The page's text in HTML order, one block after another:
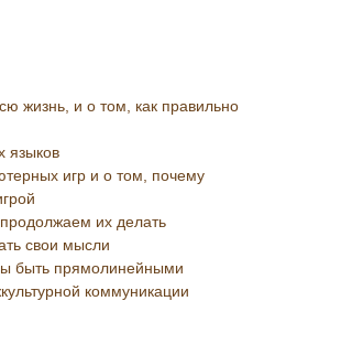
жизнь, и о том, как правильно
языков
игр и о том, почему
их делать
свои мысли
быть прямолинейными
коммуникации